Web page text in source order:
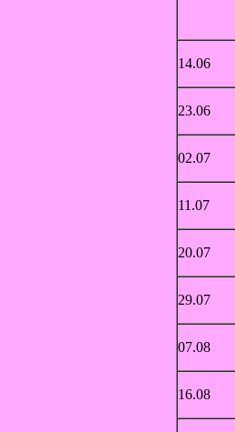
14.06
23.06
02.07
11.07
20.07
29.07
07.08
16.08